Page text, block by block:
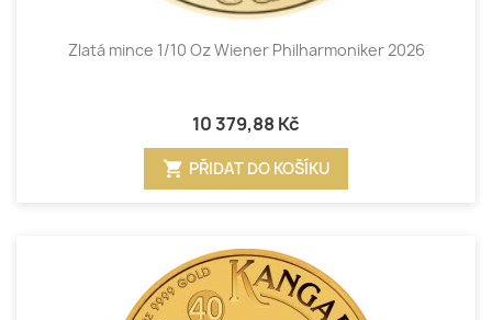
Zlatá mince 1/10 Oz Wiener Philharmoniker 2026
10 379,88 Kč
shopping_cart PŘIDAT DO KOŠÍKU